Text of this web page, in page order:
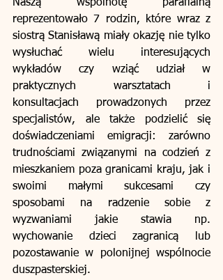
Naszą wspólnotę parafialną
reprezentowało 7 rodzin, które wraz z
siostrą Stanisławą miały okazję nie tylko
wysłuchać wielu interesujących
wykładów czy wziąć udział w
praktycznych warsztatach i
konsultacjach prowadzonych przez
specjalistów, ale także podzielić się
doświadczeniami emigracji: zarówno
trudnościami związanymi na codzień z
mieszkaniem poza granicami kraju, jak i
swoimi małymi sukcesami czy
sposobami na radzenie sobie z
wyzwaniami jakie stawia np.
wychowanie dzieci zagranicą lub
pozostawanie w polonijnej wspólnocie
duszpasterskiej.